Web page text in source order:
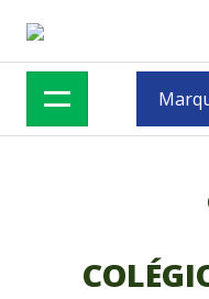
content